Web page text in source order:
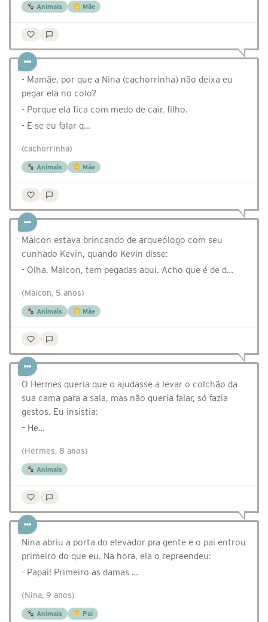
Animais Mãe
- Mamãe, por que a Nina (cachorrinha) não deixa eu
pegar ela no colo?
- Porque ela fica com medo de cair, filho.
- E se eu falar q…
(cachorrinha)
Animais Mãe
Maicon estava brincando de arqueólogo com seu
cunhado Kevin, quando Kevin disse:
- Olha, Maicon, tem pegadas aqui. Acho que é de d…
(Maicon, 5 anos)
Animais Mãe
O Hermes queria que o ajudasse a levar o colchão da
sua cama para a sala, mas não queria falar, só fazia
gestos. Eu insistia:
– He…
(Hermes, 8 anos)
Animais
Nina abriu a porta do elevador pra gente e o pai entrou
primeiro do que eu. Na hora, ela o repreendeu:
- Papai! Primeiro as damas …
(Nina, 9 anos)
Animais Pai